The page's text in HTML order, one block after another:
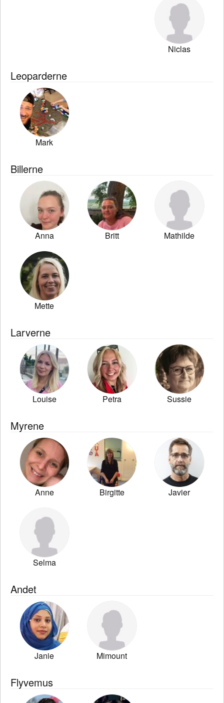
Niclas
Leoparderne
Mark
Billerne
Anna Britt Mathilde
Mette
Larverne
Louise Petra Sussie
Myrene
Anne Birgitte Javier
Selma
Andet
Janie Mimount
Flyvemus